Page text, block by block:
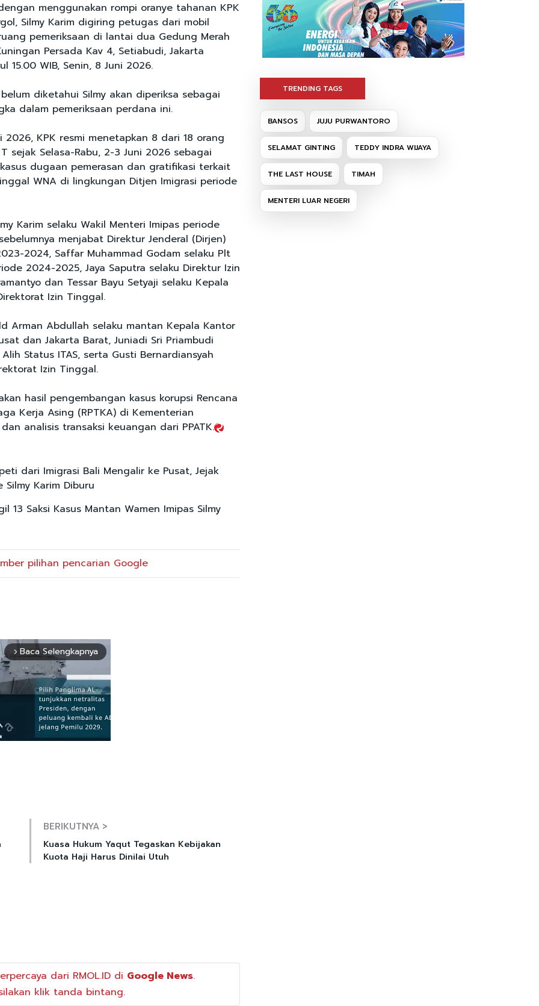
menggunakan rompi oranye tahanan KPK
Silmy Karim digiring petugas dari mobil
pemeriksaan di lantai dua Gedung Merah
Persada Kav 4, Setiabudi, Jakarta
15.00 WIB, Senin, 8 Juni 2026.
diketahui Silmy akan diperiksa sebagai
dalam pemeriksaan perdana ini.
2026, KPK resmi menetapkan 8 dari 18 orang
sejak Selasa-Rabu, 2-3 Juni 2026 sebagai
dugaan pemerasan dan gratifikasi terkait
WNA di lingkungan Ditjen Imigrasi periode
Karim selaku Wakil Menteri Imipas periode
menjabat Direktur Jenderal (Dirjen)
2024, Saffar Muhammad Godam selaku Plt
2024-2025, Jaya Saputra selaku Direktur Izin
dan Tessar Bayu Setyaji selaku Kepala
Izin Tinggal.
Arman Abdullah selaku mantan Kepala Kantor
dan Jakarta Barat, Juniadi Sri Priambudi
Status ITAS, serta Gusti Bernardiansyah
Izin Tinggal.
hasil pengembangan kasus korupsi Rencana
Kerja Asing (RPTKA) di Kementerian
analisis transaksi keuangan dari PPATK.
dari Imigrasi Bali Mengalir ke Pusat, Jejak
Silmy Karim Diburu
13 Saksi Kasus Mantan Wamen Imipas Silmy
pilihan pencarian Google
arrow_forward_ios Baca Selengkapnya
BERIKUTNYA >
Kuasa Hukum Yaqut Tegaskan Kebijakan
Kuota Haji Harus Dinilai Utuh
dari RMOL.ID di Google News.
klik tanda bintang.
TRENDING TAGS
BANSOS JUJU PURWANTORO
SELAMAT GINTING TEDDY INDRA WIJAYA
THE LAST HOUSE TIMAH
MENTERI LUAR NEGERI